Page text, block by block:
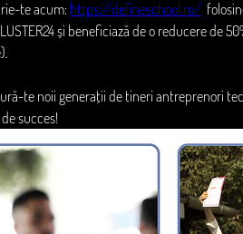
te acum: https://defineschool.ro/
și beneficiază de o reducere de
te noii generații de tineri antreprenori
succes!